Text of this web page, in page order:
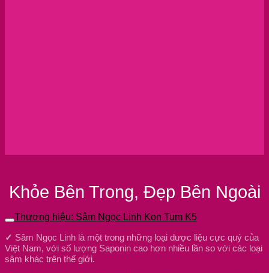
Khỏe Bên Trong, Đẹp Bên Ngoài
Thương hiệu: Sâm Ngọc Linh Kon Tum K5
✓ Sâm Ngọc Linh là một trong những loại dược liệu cực quý của
Việt Nam, với số lượng Saponin cao hơn nhiều lần so với các loại
sâm khác trên thế giới.